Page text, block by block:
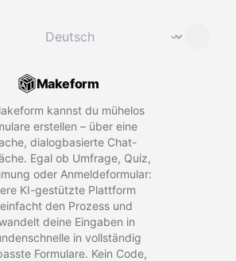
⌄
Makeform
kannst du mühelos
erstellen – über eine
dialogbasierte Chat-
Egal ob Umfrage, Quiz,
oder Anmeldeformular:
KI-gestützte Plattform
den Prozess und
deine Eingaben in
in vollständig
Formulare. Kein Code,